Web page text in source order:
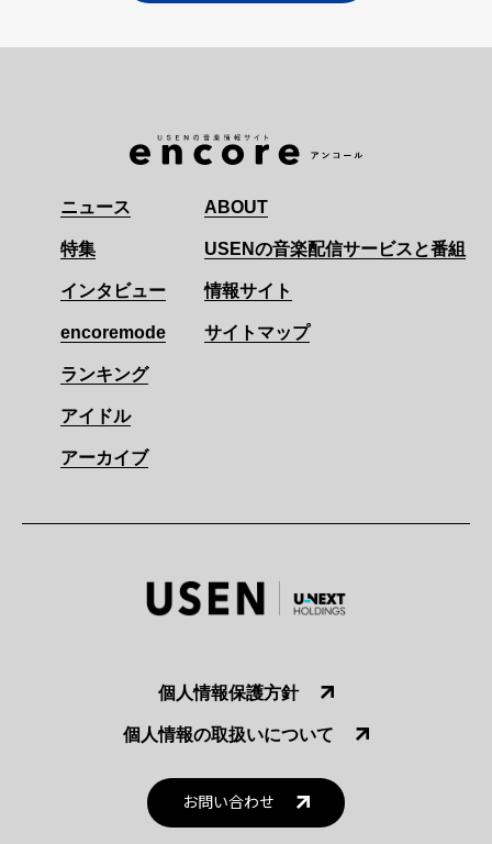
ニュース
特集
インタビュー
encoremode
ランキング
アイドル
アーカイブ
ABOUT
USENの音楽配信サービスと番組
情報サイト
サイトマップ
個人情報保護方針
個人情報の取扱いについて
お問い合わせ